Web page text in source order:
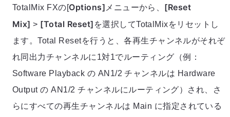
TotalMix FXの[Options] メニューから、 [Reset
Mix] > [Total Reset] を選択してTotalMixをリセットし
ます。Total Resetを行うと、各再生チャンネルがそれぞ
れ同出力チャンネルに1対1でルーティング（例：
Software Playback の AN1/2 チャンネルは Hardware
Output の AN1/2 チャンネルにルーティング）され、さ
らにすべての再生チャンネルは Main に指定されている